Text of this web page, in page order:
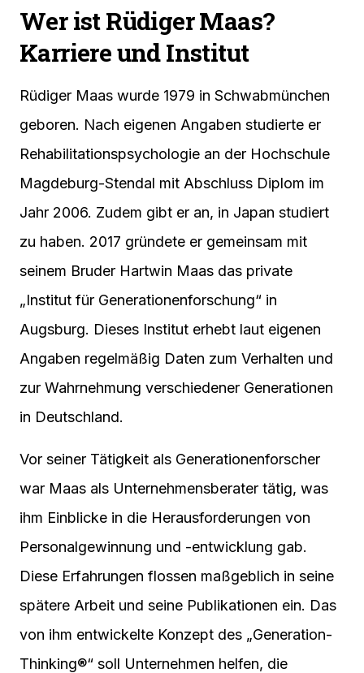
Wer ist Rüdiger Maas?
Karriere und Institut
Rüdiger Maas wurde 1979 in Schwabmünchen
geboren. Nach eigenen Angaben studierte er
Rehabilitationspsychologie an der Hochschule
Magdeburg-Stendal mit Abschluss Diplom im
Jahr 2006. Zudem gibt er an, in Japan studiert
zu haben. 2017 gründete er gemeinsam mit
seinem Bruder Hartwin Maas das private
„Institut für Generationenforschung“ in
Augsburg. Dieses Institut erhebt laut eigenen
Angaben regelmäßig Daten zum Verhalten und
zur Wahrnehmung verschiedener Generationen
in Deutschland.
Vor seiner Tätigkeit als Generationenforscher
war Maas als Unternehmensberater tätig, was
ihm Einblicke in die Herausforderungen von
Personalgewinnung und -entwicklung gab.
Diese Erfahrungen flossen maßgeblich in seine
spätere Arbeit und seine Publikationen ein. Das
von ihm entwickelte Konzept des „Generation-
Thinking®“ soll Unternehmen helfen, die